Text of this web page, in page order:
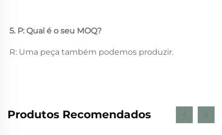
5. P: Qual é o seu MOQ?
R: Uma peça também podemos produzir.
Produtos Recomendados